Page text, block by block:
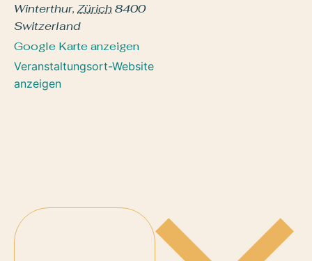
Winterthur, Zürich8400
Switzerland
Google Karte anzeigen
Veranstaltungsort-Website
anzeigen